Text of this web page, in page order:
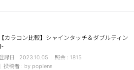
【カラコン比較】シャインタッチ＆ダブルティン
ト
2023.10.05
1815
by poplens